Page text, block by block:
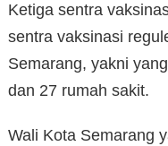
Ketiga sentra
sentra vaksinasi
Semarang, yakni
dan 27 rumah sakit.
Wali Kota Semarang